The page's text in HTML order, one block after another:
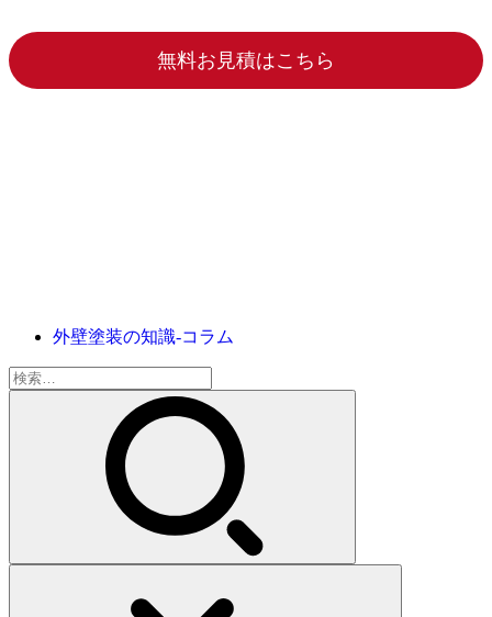
無料お見積はこちら
外壁塗装の知識-コラム
検